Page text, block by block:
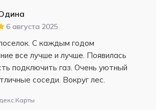
6 августа 2025
С каждым годом
все лучше и лучше. Появилась
подключить газ. Очень уютный
соседи. Вокруг лес.